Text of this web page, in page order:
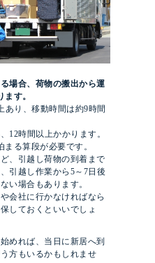
場合、荷物の搬出から運
す。
あり、移動時間は約9時間
12時間以上かかります。
る算段が必要です。
、引越し荷物の到着まで
引越し作業から5～7日後
い場合もあります。
会社に行かなければなら
しておくといいでしょ
めれば、当日に新居へ到
方もいるかもしれませ